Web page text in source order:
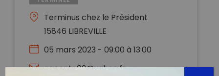
Terminus chez le Président
15846 LIBREVILLE
05 mars 2023 - 09:00 à 13:00
coconto02@yahoo.fr